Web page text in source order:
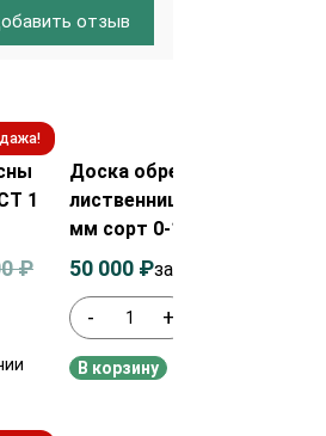
отзыв
1
₽
Доска обрезная из
лиственницы 30х150х6000
мм сорт 0-1
- +
50 000 ₽за м³
В корзину